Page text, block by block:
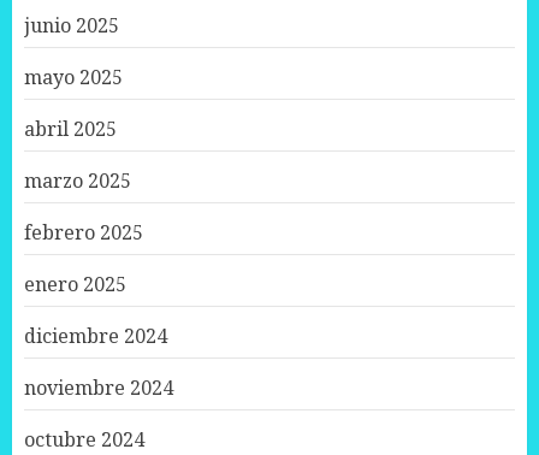
junio 2025
mayo 2025
abril 2025
marzo 2025
febrero 2025
enero 2025
diciembre 2024
noviembre 2024
octubre 2024